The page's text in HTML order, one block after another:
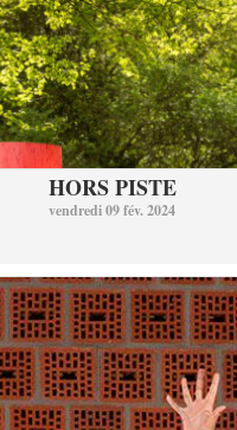
HORS PISTE
vendredi 09 fév. 2024